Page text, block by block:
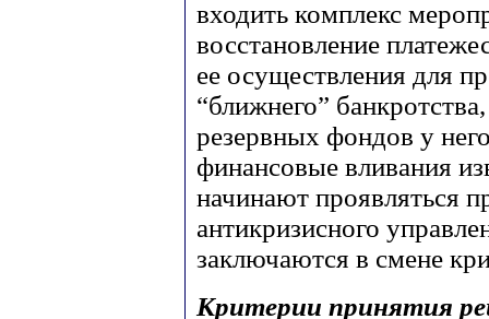
входить комплекс
восстановление
ее осуществления для
“ближнего”
резервных фондов у
финансовые вливания
начинают проявляться
антикризисного
заключаются в смене
Критерии принятия